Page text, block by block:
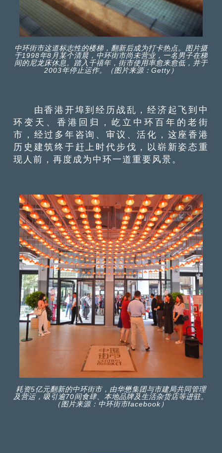
中环街市这道标志性的楼梯，翻新后成为打卡热点。图片摄
于1998年8月某个清晨，中环街市尚未营业，一名男子在梯
间的尼龙床休息。踏入千禧年，街市使用率愈来愈低，并于
2003年停止运作。（图片来源：Getty）
由香港开埠到经历战乱，经济起飞到中
环变天、香港回归，屹立中环百年的老街
市，经过多年咨询、审议、活化，这座香港
历史建筑终于赶上时代步伐，以崭新姿态重
现人前，再度成为中环一道重要风景。
耗资5亿元翻新的中环街市，由华懋集团与市建局共同管理
及营运，吸引逾70间食肆、本地品牌及生活杂货店等进驻。
（图片来源：中环街市facebook）